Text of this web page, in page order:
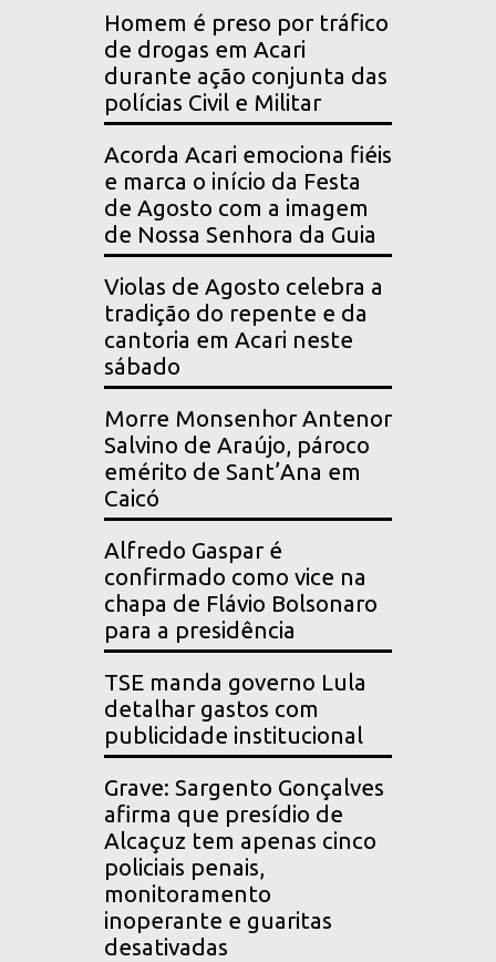
Homem é preso por tráfico
de drogas em Acari
durante ação conjunta das
polícias Civil e Militar
Acorda Acari emociona fiéis
e marca o início da Festa
de Agosto com a imagem
de Nossa Senhora da Guia
Violas de Agosto celebra a
tradição do repente e da
cantoria em Acari neste
sábado
Morre Monsenhor Antenor
Salvino de Araújo, pároco
emérito de Sant’Ana em
Caicó
Alfredo Gaspar é
confirmado como vice na
chapa de Flávio Bolsonaro
para a presidência
TSE manda governo Lula
detalhar gastos com
publicidade institucional
Grave: Sargento Gonçalves
afirma que presídio de
Alcaçuz tem apenas cinco
policiais penais,
monitoramento
inoperante e guaritas
desativadas